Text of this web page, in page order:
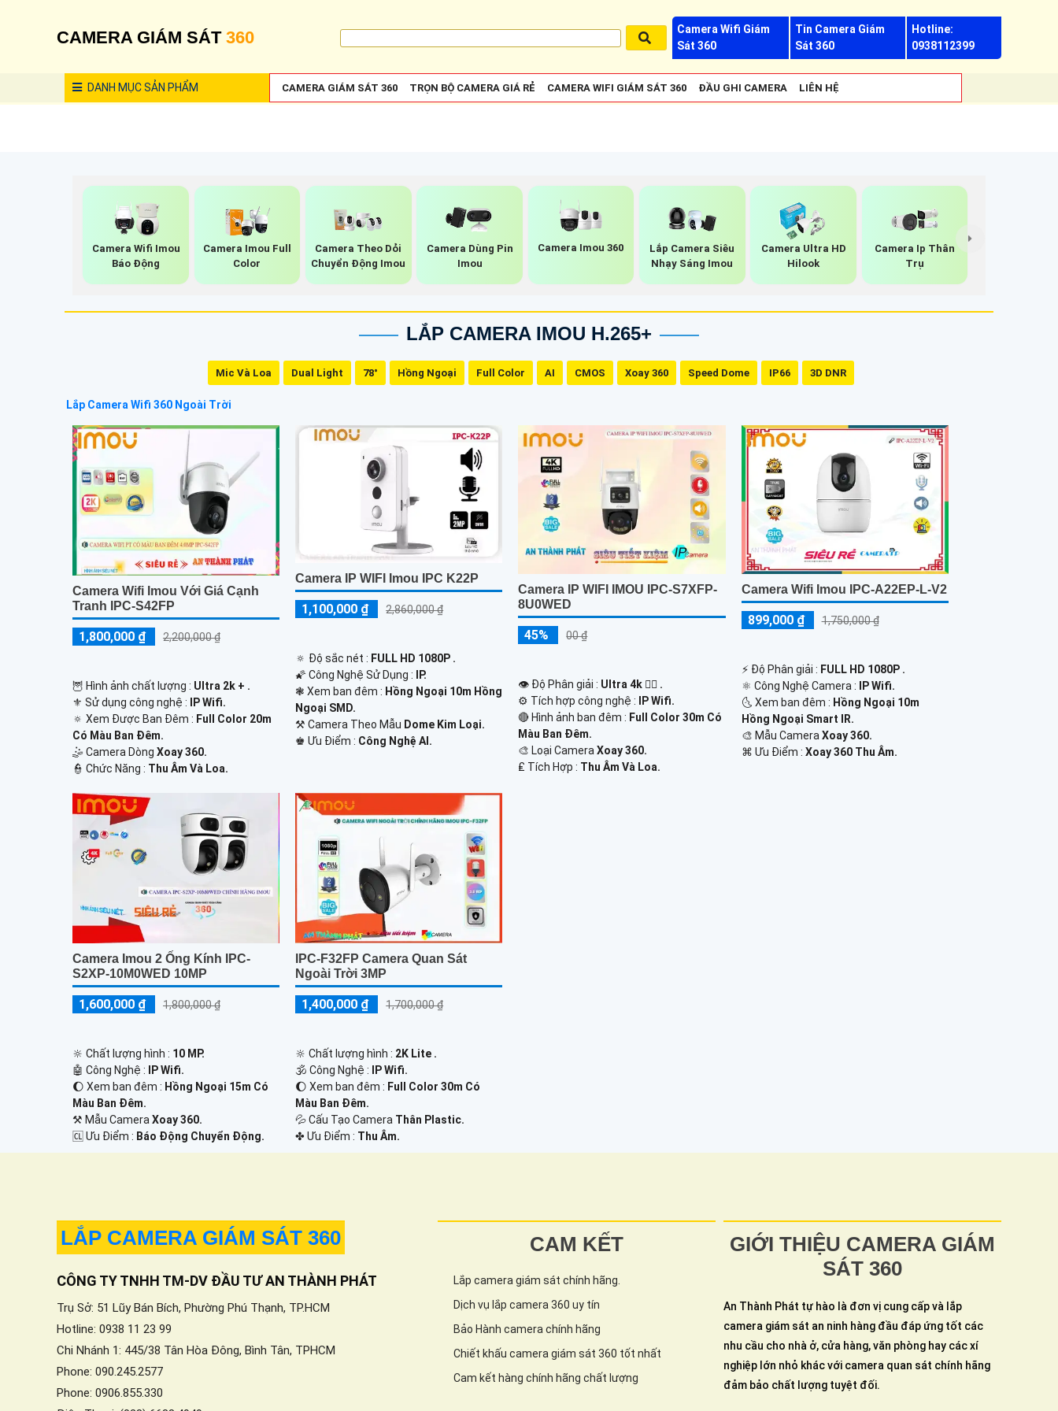
CAMERA GIÁM SÁT 360
Camera Wifi Giám
Sát 360
Tin Camera Giám
Sát 360
Hotline:
0938112399
DANH MỤCSẢN PHẨM CAMERA GIÁM SÁT 360 TRỌN BỘ CAMERA GIÁ RẺ CAMERA WIFI GIÁM SÁT 360 ĐẦU GHI CAMERA LIÊN HỆ
Camera Wifi Imou
Báo Động
Camera Imou Full
Color
Camera Theo Dỏi
Chuyển Động Imou
Camera Dùng Pin
Imou
Camera Imou 360
Lắp Camera Siêu
Nhạy Sáng Imou
Camera Ultra HD
Hilook
Camera Ip Thân
Trụ
LẮP CAMERA IMOU H.265+
Mic Và Loa Dual Light 78° Hồng Ngoại Full Color AI CMOS Xoay 360 Speed Dome IP66 3D DNR
Lắp Camera Wifi 360 Ngoài Trời
Camera Wifi Imou Với Giá Cạnh
Tranh IPC-S42FP
1,800,000 ₫ 2,200,000 ₫
🦉 Hình ảnh chất lượng : Ultra 2k + .
⚜️ Sử dụng công nghệ :
IP Wifi.
🔅 Xem Được Ban Đêm : Full Color 20m
Có Màu Ban Ðêm.
🤹 Camera Dòng Xoay 360.
️👮 Chức Năng : Thu Âm Và Loa.
Camera IP WIFI Imou IPC K22P
1,100,000 ₫ 2,860,000 ₫
🔅 Độ sắc nét : FULL HD 1080P .
🌠 Công Nghệ Sử Dụng :
IP.
❃ Xem ban đêm : Hồng Ngoại 10m Hồng
Ngoại SMD.
⚒ Camera Theo Mẫu Dome Kim Loại.
️♚ Ưu Điểm : Công Nghệ AI.
Camera IP WIFI IMOU IPC-S7XFP-
8U0WED
45% 00 ₫
👁 Độ Phân giải : Ultra 4k 👍🏾 .
⚙ Tích hợp công nghệ :
IP Wifi.
🔴 Hình ảnh ban đêm : Full Color 30m Có
Màu Ban Ðêm.
🎨 Loại CameraXoay 360.
️₤ Tích Hợp : Thu Âm Và Loa.
Camera Wifi Imou IPC-A22EP-L-V2
899,000 ₫ 1,750,000 ₫
️⚡ Độ Phân giải : FULL HD 1080P .
⚛️ Công Nghệ Camera :
IP Wifi.
🌜 Xem ban đêm : Hồng Ngoại 10m
Hồng Ngoại Smart IR.
🎨 Mẫu CameraXoay 360.
️⌘ Ưu Điểm : Xoay 360 Thu Âm.
Camera Imou 2 Ống Kính IPC-
S2XP-10M0WED 10MP
1,600,000 ₫ 1,800,000 ₫
🔆 Chất lượng hình : 10 MP.
🤖️ Công Nghệ :
IP Wifi.
🌔 Xem ban đêm : Hồng Ngoại 15m Có
Màu Ban Ðêm.
⚒ Mẫu Camera Xoay 360.
️🆑 Ưu Điểm : Báo Động Chuyển Động.
IPC-F32FP Camera Quan Sát
Ngoài Trời 3MP
1,400,000 ₫ 1,700,000 ₫
🔆 Chất lượng hình : 2K Lite .
🕉️ Công Nghệ :
IP Wifi.
🌔 Xem ban đêm : Full Color 30m Có
Màu Ban Ðêm.
💦 Cấu Tạo Camera Thân Plastic.
️✤ Ưu Điểm : Thu Âm.
LẮP CAMERA GIÁM SÁT 360
CÔNG TY TNHH TM-DV ĐẦU TƯ AN THÀNH PHÁT
Trụ Sở: 51 Lũy Bán Bích, Phường Phú Thạnh, TP.HCM
Hotline: 0938 11 23 99
Chi Nhánh 1: 445/38 Tân Hòa Đông, Bình Tân, TPHCM
Phone: 090.245.2577
Phone: 0906.855.330
CAM KẾT
Lắp camera giám sát chính hãng.
Dịch vụ lắp camera 360 uy tín
Bảo Hành camera chính hãng
Chiết khấu camera giám sát 360 tốt nhất
Cam kết hàng chính hãng chất lượng
GIỚI THIỆU CAMERA GIÁM
SÁT 360
An Thành Phát tự hào là đơn vị cung cấp và lắp
camera giám sát an ninh hàng đầu đáp ứng tốt các
nhu cầu cho nhà ở, cửa hàng, văn phòng hay các xí
nghiệp lớn nhỏ khác với camera quan sát chính hãng
đảm bảo chất lượng tuyệt đối.